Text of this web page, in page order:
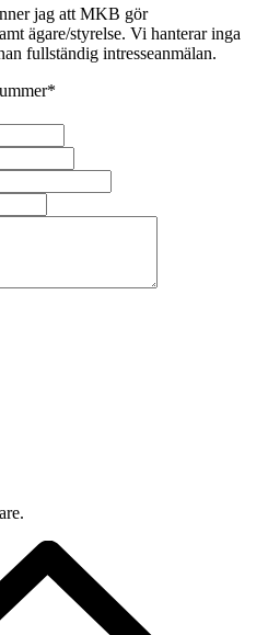
jag att MKB gör
ägare/styrelse. Vi hanterar inga
fullständig intresseanmälan.